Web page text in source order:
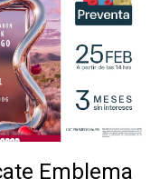
Emblema